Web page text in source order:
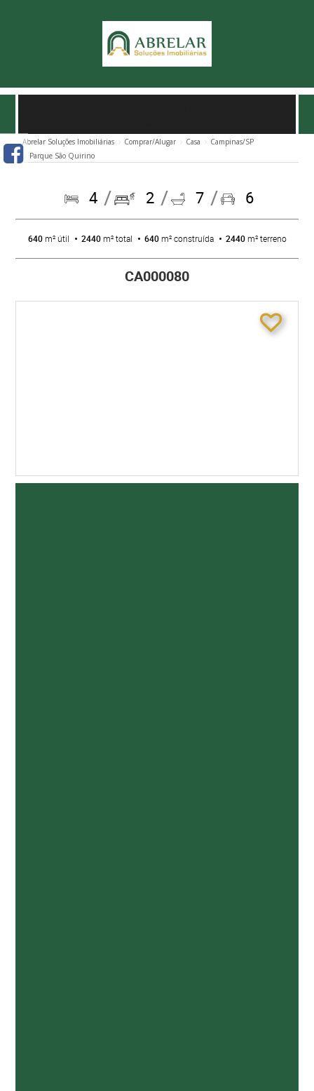
Abrelar Soluções Imobiliárias Comprar/Alugar Casa
Campinas/SP
Parque São Quirino
4 2 7 6
640m² útil 2440m² total 640m² construída 2440m² terreno
CA000080